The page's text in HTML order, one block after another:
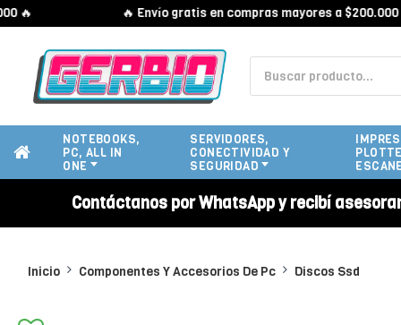
🔥 Envío gratis en compras mayores a $200.000 🔥
NOTEBOOKS,
PC, ALL IN
ONE
SERVIDORES,
CONECTIVIDAD Y
SEGURIDAD
Contáctanos por WhatsApp y recibí
Inicio Componentes Y Accesorios De Pc Discos Ssd